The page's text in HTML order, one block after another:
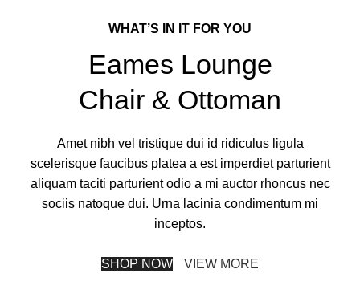
WHAT’S IN IT FOR YOU
Eames Lounge
Chair & Ottoman
Amet nibh vel tristique dui id ridiculus ligula
scelerisque faucibus platea a est imperdiet parturient
aliquam taciti parturient odio a mi auctor rhoncus nec
sociis natoque dui. Urna lacinia condimentum mi
inceptos.
SHOP NOW VIEW MORE